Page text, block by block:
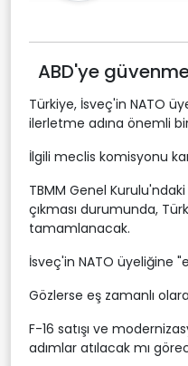
ABD'ye
Türkiye, İsveç'in NATO
ilerletme adına önemli
İlgili meclis komisyonu
TBMM Genel
çıkması durumunda,
tamamlanacak.
İsveç'in NATO üyeliğine
Gözlerse eş zamanlı
F-16 satışı ve
adımlar atılacak mı